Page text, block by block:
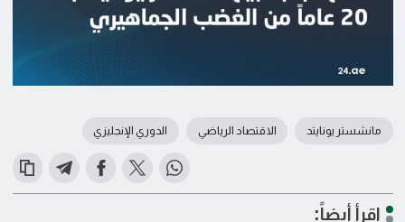
مانشستر يونايتد الاقتصاد الرياضي الدوري الإنجليزي
اقرأ أيضاً: